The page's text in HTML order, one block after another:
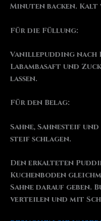
Minuten backen. Kalt
Für die Füllung:
Vanillepudding nach
Labambasaft und
lassen.
Für den Belag:
Sahne, Sahnesteif
steif schlagen.
Den erkalteten
Kuchenboden
Sahne darauf geben.
verteilen und mit